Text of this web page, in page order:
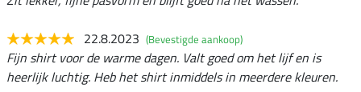
22.8.2023 (Bevestigde aankoop)
Fijn shirt voor de warme dagen. Valt goed om het lijf en is
heerlijk luchtig. Heb het shirt inmiddels in meerdere kleuren.